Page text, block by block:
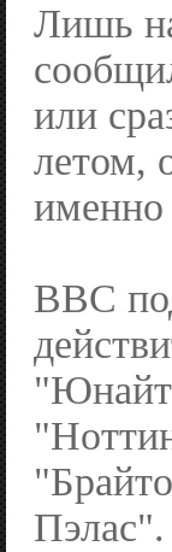
Лишь
или
летом,
BBC
Пэлас".